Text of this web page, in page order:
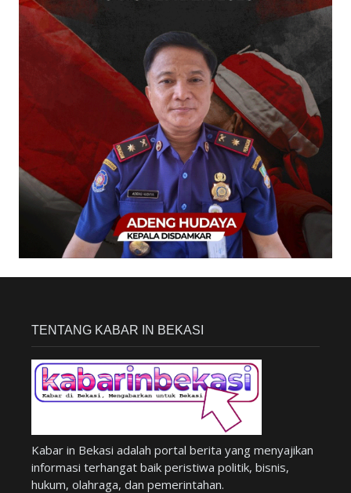
TENTANG KABAR IN BEKASI
Kabar in Bekasi adalah portal berita yang menyajikan
informasi terhangat baik peristiwa politik, bisnis,
hukum, olahraga, dan pemerintahan.